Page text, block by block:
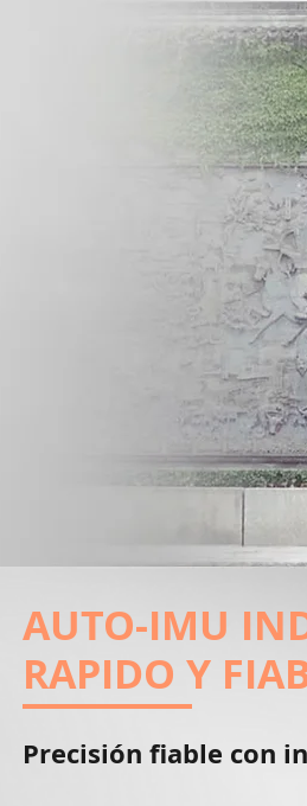
AUTO-IMU
RAPIDO Y
​Precisión fiable con